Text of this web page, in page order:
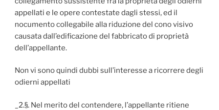
appellati e le opere contestate dagli stessi, ed il
nocumento collegabile alla riduzione del cono visivo
causata dall’edificazione del fabbricato di proprietà
dell’appellante.
Non vi sono quindi dubbi sull’interesse a ricorrere degli
odierni appellati
_2.§. Nel merito del contendere, l’appellante ritiene